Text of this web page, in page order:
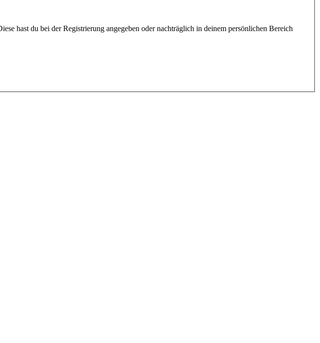
hast du bei der Registrierung angegeben oder nachträglich in deinem persönlichen Bereich